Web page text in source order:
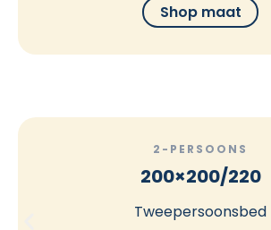
Shop maat
2-PERSOONS
200×200/220
Tweepersoonsbed